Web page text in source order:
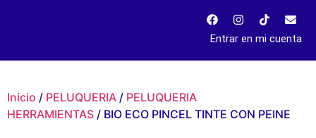
Entrar en mi cuenta
Inicio / PELUQUERIA / PELUQUERIA
HERRAMIENTAS / BIO ECO PINCEL TINTE CON PEINE